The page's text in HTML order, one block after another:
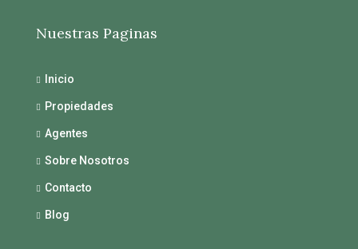
Nuestras Paginas
Inicio
Propiedades
Agentes
Sobre Nosotros
Contacto
Blog